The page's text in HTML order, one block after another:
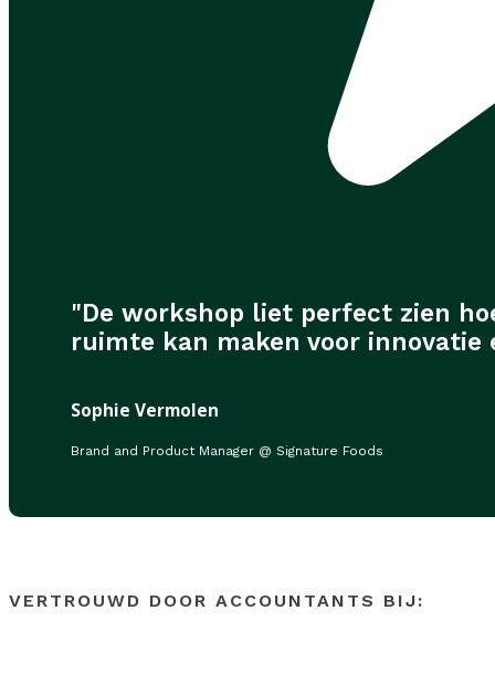
"De workshop liet perfect zien
ruimte kan maken voor innovatie
Sophie Vermolen
Brand and Product Manager @ Signature Foods
VERTROUWD DOOR ACCOUNTANTS BIJ: